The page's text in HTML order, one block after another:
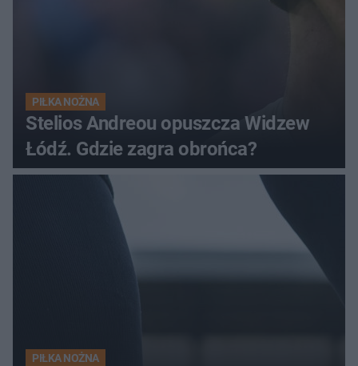
PIŁKA NOŻNA
Stelios Andreou opuszcza Widzew
Łódź. Gdzie zagra obrońca?
PIŁKA NOŻNA